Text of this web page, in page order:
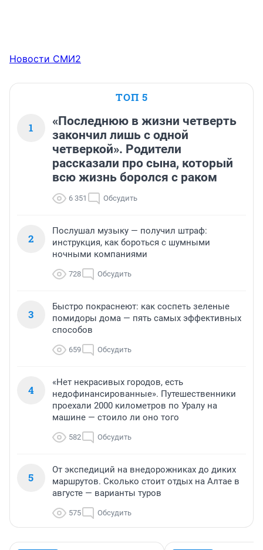
Новости СМИ2
ТОП 5
1
«Последнюю в жизни четверть
закончил лишь с одной
четверкой». Родители
рассказали про сына, который
всю жизнь боролся с раком
6 351 Обсудить
2
Послушал музыку — получил штраф:
инструкция, как бороться с шумными
ночными компаниями
728 Обсудить
3
Быстро покраснеют: как соспеть зеленые
помидоры дома — пять самых эффективных
способов
659 Обсудить
4
«Нет некрасивых городов, есть
недофинансированные». Путешественники
проехали 2000 километров по Уралу на
машине — стоило ли оно того
582 Обсудить
5
От экспедиций на внедорожниках до диких
маршрутов. Сколько стоит отдых на Алтае в
августе — варианты туров
575 Обсудить